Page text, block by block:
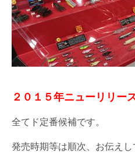
２０１５年ニューリリー
全てド定番候補です。
発売時期等は順次、お伝えし